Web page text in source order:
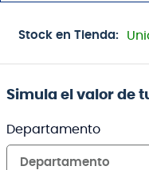
Stock en Tienda:
Simula el valor de
Departamento
Departamento